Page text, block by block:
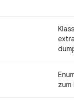
dump
Enum
zum